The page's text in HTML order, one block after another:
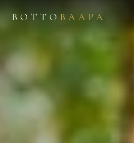
ВОТТО ВААРА